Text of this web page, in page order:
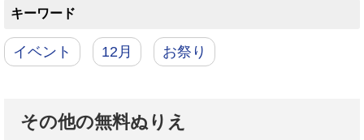
キーワード
イベント 12月 お祭り
その他の無料ぬりえ